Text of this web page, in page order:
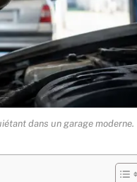
dans un garage moderne.